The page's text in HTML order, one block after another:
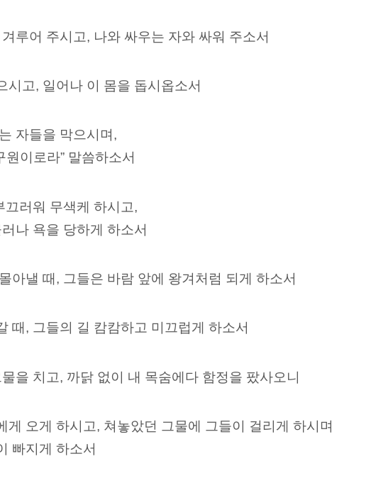
루어 주시고, 나와 싸우는 자와 싸워 주소서
시고, 일어나 이 몸을 돕시옵소서
자들을 막으시며,
이로라” 말씀하소서
끄러워 무색케 하시고,
나 욕을 당하게 하소서
아낼 때, 그들은 바람 앞에 왕겨처럼 되게 하소서
때, 그들의 길 캄캄하고 미끄럽게 하소서
을 치고, 까닭 없이 내 목숨에다 함정을 팠사오니
게 오게 하시고, 쳐놓았던 그물에 그들이 걸리게 하시며
빠지게 하소서